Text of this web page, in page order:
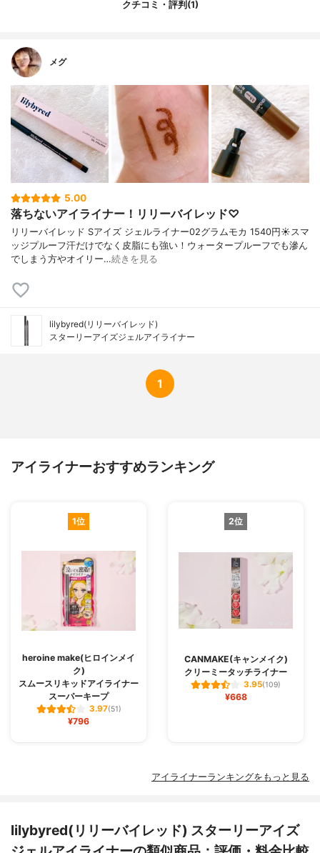
クチコミ・評判(1)
メグ
5.00
落ちないアイライナー！リリーバイレッド♡
リリーバイレッド Sアイズ ジェルライナー02グラムモカ 1540円☀️スマ
ッジプルーフ汗だけでなく皮脂にも強い！ウォータープルーフでも滲ん
でしまう方やオイリー…続きを見る
lilybyred(リリーバイレッド)
スターリーアイズジェルアイライナー
1
アイライナーおすすめランキング
1位
heroine make(ヒロインメイ
ク)
スムースリキッドアイライナー
スーパーキープ
3.97(51)
¥796
2位
CANMAKE(キャンメイク)
クリーミータッチライナー
3.95(109)
¥668
アイライナーランキングをもっと見る
lilybyred(リリーバイレッド) スターリーアイズ